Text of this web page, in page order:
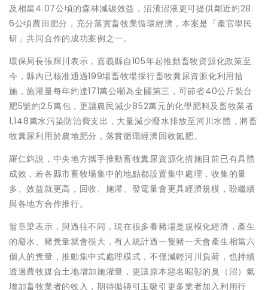
及相當4.07公頃的森林減碳效益，沼渣沼液更可提供鄰近約28.
6公頃農田肥分，充分落實畜牧業循環經濟，本案是「產官學民
研」共同合作的成功案例之一。
環保局長張輝川表示，嘉義縣自105年起推動畜牧資源化政策至
今，縣內已核准通過199場畜牧場採行畜牧糞尿資源化利用措
施，施灌量每年約達171萬公噸為全國第三，可節省40公斤裝台
肥5號約2.5萬包，更讓農民減少852萬元的化學肥料及畜牧業者
1,148萬水污染防治費支出，大量減少廢水排放至河川水體，將畜
牧糞尿利用於農地肥分，落實循環經濟回收氮肥。
羅仁鈞說，中央地方攜手推動畜牧糞尿資源化措施目前已有具體
成效，若各縣市畜牧場集中的地點都設置集中處理，收集的量
多、效益就更高，回收、施灌、發電量會更具經濟規模，盼繼續
與各地方合作推行。
翁章梁表示，與過往不同，現在很多養豬場是規模化經濟，產生
的廢水、豬糞量就會很大，有人統計過一隻豬一天會產生相當六
個人的糞量，推動集中式處理模式，不僅減輕河川負荷，也持續
透過農牧媒合土地增加施灌量，更讓原本惡名昭彰的臭（沼）氣
增加畜牧業者的收入，期待拋磚引玉吸引更多業者加入利用行